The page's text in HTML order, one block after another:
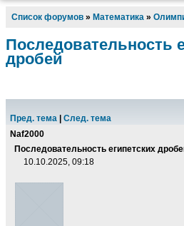
Список форумов » Математика »
Последовательность
дробей
Пред. тема
След. тема
Naf2000
Последовательность египетских
10.10.2025, 09:18